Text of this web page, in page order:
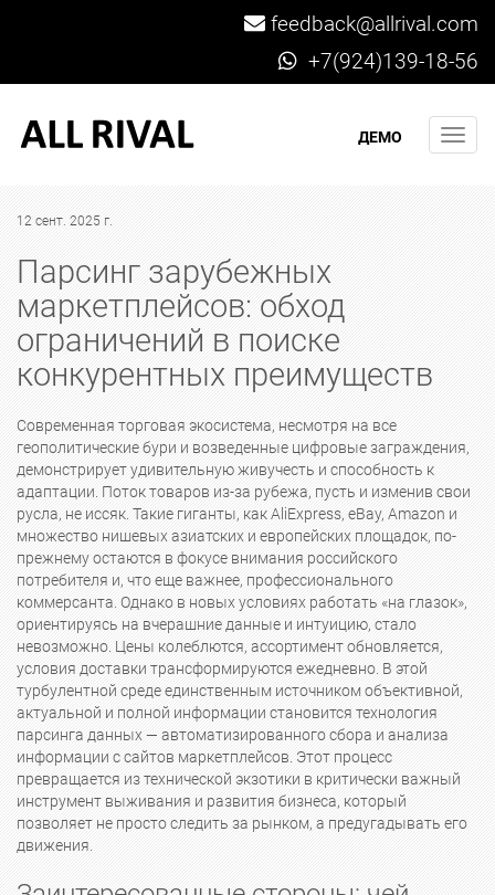
feedback@allrival.com
+7(924)139-18-56
ДЕМО
12 сент. 2025 г.
Парсинг зарубежных
маркетплейсов: обход
ограничений в поиске
конкурентных преимуществ
Современная торговая экосистема, несмотря на все
геополитические бури и возведенные цифровые заграждения,
демонстрирует удивительную живучесть и способность к
адаптации. Поток товаров из-за рубежа, пусть и изменив свои
русла, не иссяк. Такие гиганты, как AliExpress, eBay, Amazon и
множество нишевых азиатских и европейских площадок, по-
прежнему остаются в фокусе внимания российского
потребителя и, что еще важнее, профессионального
коммерсанта. Однако в новых условиях работать «на глазок»,
ориентируясь на вчерашние данные и интуицию, стало
невозможно. Цены колеблются, ассортимент обновляется,
условия доставки трансформируются ежедневно. В этой
турбулентной среде единственным источником объективной,
актуальной и полной информации становится технология
парсинга данных — автоматизированного сбора и анализа
информации с сайтов маркетплейсов. Этот процесс
превращается из технической экзотики в критически важный
инструмент выживания и развития бизнеса, который
позволяет не просто следить за рынком, а предугадывать его
движения.